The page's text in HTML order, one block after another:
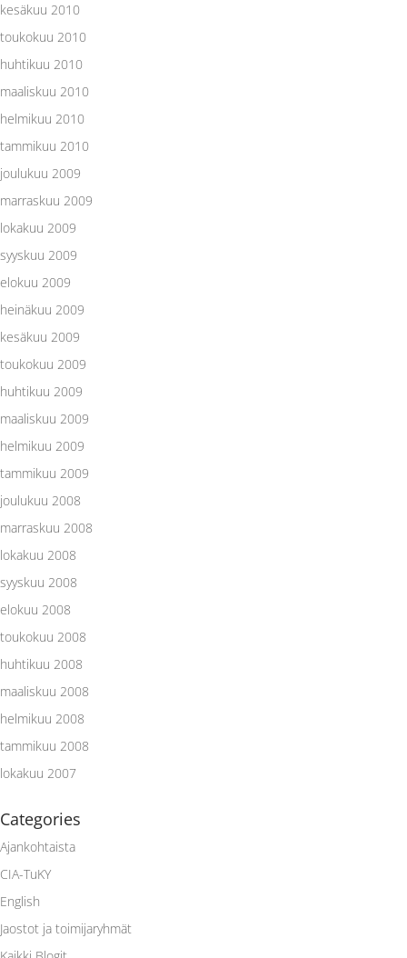
kesäkuu 2010
toukokuu 2010
huhtikuu 2010
maaliskuu 2010
helmikuu 2010
tammikuu 2010
joulukuu 2009
marraskuu 2009
lokakuu 2009
syyskuu 2009
elokuu 2009
heinäkuu 2009
kesäkuu 2009
toukokuu 2009
huhtikuu 2009
maaliskuu 2009
helmikuu 2009
tammikuu 2009
joulukuu 2008
marraskuu 2008
lokakuu 2008
syyskuu 2008
elokuu 2008
toukokuu 2008
huhtikuu 2008
maaliskuu 2008
helmikuu 2008
tammikuu 2008
lokakuu 2007
Categories
Ajankohtaista
CIA-TuKY
English
Jaostot ja toimijaryhmät